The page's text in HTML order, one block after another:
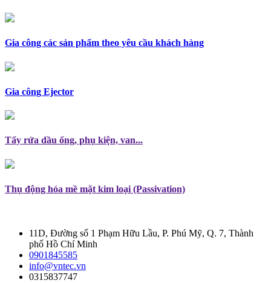
Gia công các sản phẩm theo yêu cầu khách hàng
Gia công Ejector
Tẩy rửa dầu ống, phụ kiện, van...
Thụ động hóa mề mặt kim loại (Passivation)
11D, Đường số 1 Phạm Hữu Lầu, P. Phú Mỹ, Q. 7, Thành
phố Hồ Chí Minh
0901845585
info@vntec.vn
0315837747